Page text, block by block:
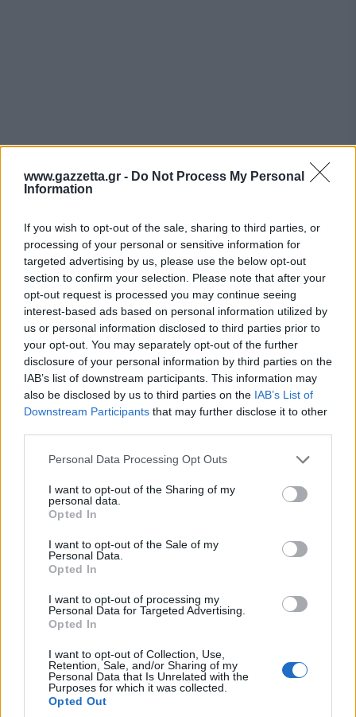
www.gazzetta.gr - Do Not Process My Personal
Information
If you wish to opt-out of the sale, sharing to third parties, or
processing of your personal or sensitive information for
targeted advertising by us, please use the below opt-out
section to confirm your selection. Please note that after your
opt-out request is processed you may continue seeing
interest-based ads based on personal information utilized by
us or personal information disclosed to third parties prior to
your opt-out. You may separately opt-out of the further
disclosure of your personal information by third parties on the
IAB’s list of downstream participants. This information may
also be disclosed by us to third parties on the IAB’s List of
Downstream Participants that may further disclose it to other
Please note that this website/app uses one or more Google
not limited to your visit or usage behaviour. You may click to
grant or deny consent to Google and its third-party tags to
use your data for below specified purposes in below Google
consent section.
Personal Data Processing Opt Outs
I want to opt-out of the Sharing of my
personal data.
Opted In
I want to opt-out of the Sale of my
Personal Data.
Opted In
I want to opt-out of processing my
Personal Data for Targeted Advertising.
Opted In
I want to opt-out of Collection, Use,
Retention, Sale, and/or Sharing of my
Personal Data that Is Unrelated with the
Purposes for which it was collected.
Opted Out
Ferrari: Στον Καναδά η Ferrari εμφανίστηκε ως η
μόνη από το Τοπ4 δίχως αναβαθμίσεις.
Παράλληλα η φύση της διαδρομής με τις
μεγάλες ευθείες ανέδειξε το μειονέκτημά της
στην τελική ταχύτητα. Πράγματι αυτό ήταν
εμφανές όμως η SF-26, ειδικά στα χέρια του
Χάμιλτον απέδειξε πως είναι το σημείο
αναφοράς του grid στις αργές και μεσαίες
στροφές. Επιπλέον η Ferrari ήταν η ομάδα που
μάζεψε τους περισσότερους βαθμούς την
Κυριακή αυξάνοντας σημαντικά τη διαφορά από
τη McLaren, η οποία την είχε πλησιάσει
επικίνδυνα.
Please don't do
@FranColapinto
🫣
😅